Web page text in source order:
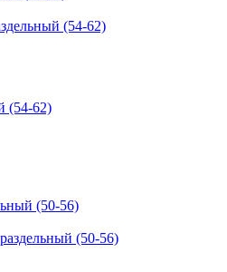
(54-62)
(54-62)
(50-56)